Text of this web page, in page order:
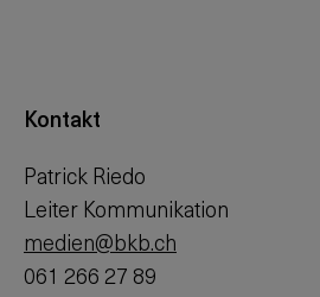
Kontakt
Patrick Riedo
Leiter Kommunikation
medien@bkb.ch
061 266 27 89